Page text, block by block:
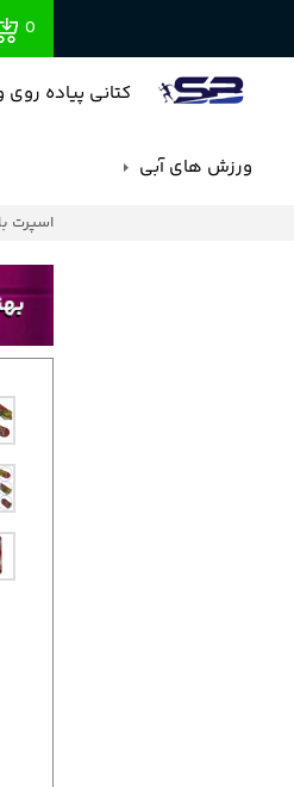
0
کتانی پیاده
ورزش های آبی
اسپرت